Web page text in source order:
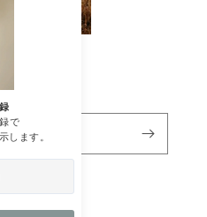
ターの登録
Instagram